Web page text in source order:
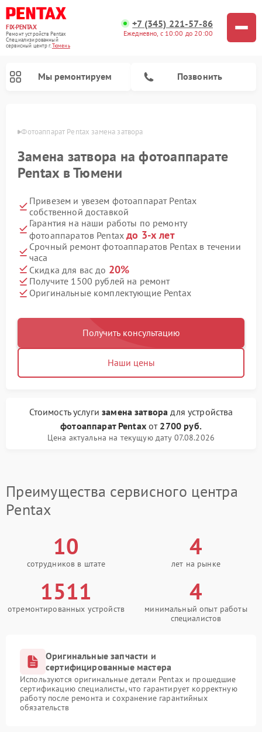
FIX-PENTAX
Ремонт устройств Pentax
Специализированный
cервисный центр г.Тюмень
+7 (345) 221-57-86
Ежедневно, с 10:00 до 20:00
Мы ремонтируем Позвонить
Фотоаппарат Pentax замена затвора
Замена затвора на фотоаппарате
Pentax в Тюмени
Привезем и увезем фотоаппарат Pentax
собственной доставкой
Гарантия на наши работы по ремонту
фотоаппаратов Pentaxдо 3-х лет
Срочный ремонт фотоаппаратов Pentax в течении
часа
Скидка для вас до 20%
Получите 1500 рублей на ремонт
Оригинальные комплектующие Pentax
Получить консультацию
Наши цены
Стоимость услугизамена затвора для устройства
фотоаппарат Pentaxот 2700 руб.
Цена актуальна на текущую дату 07.08.2026
Преимущества сервисного центра
Pentax
10
сотрудников в штате
4
лет на рынке
1511
отремонтированных устройств
4
минимальный опыт работы
специалистов
Оригинальные запчасти и
сертифицированные мастера
Используются оригинальные детали Pentax и прошедшие
сертификацию специалисты, что гарантирует корректную
работу после ремонта и сохранение гарантийных
обязательств